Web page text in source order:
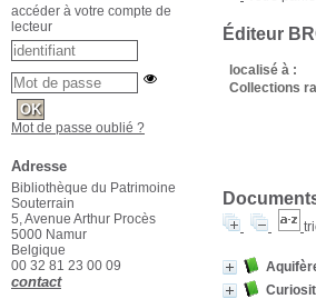
Éditeur
localisé à :
Collections
accéder à votre compte de
lecteur
Mot de passe oublié ?
Adresse
Bibliothèque du Patrimoine
Souterrain
5, Avenue Arthur Procès
5000 Namur
Belgique
00 32 81 23 00 09
contact